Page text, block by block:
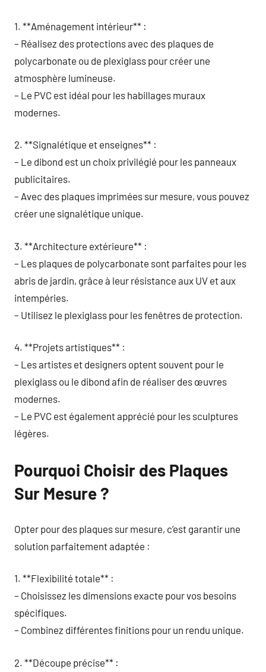
1. **Aménagement intérieur** :
– Réalisez des protections avec des plaques de
polycarbonate ou de plexiglass pour créer une
atmosphère lumineuse.
– Le PVC est idéal pour les habillages muraux
modernes.
2. **Signalétique et enseignes** :
– Le dibond est un choix privilégié pour les panneaux
publicitaires.
– Avec des plaques imprimées sur mesure, vous pouvez
créer une signalétique unique.
3. **Architecture extérieure** :
– Les plaques de polycarbonate sont parfaites pour les
abris de jardin, grâce à leur résistance aux UV et aux
intempéries.
– Utilisez le plexiglass pour les fenêtres de protection.
4. **Projets artistiques** :
– Les artistes et designers optent souvent pour le
plexiglass ou le dibond afin de réaliser des œuvres
modernes.
– Le PVC est également apprécié pour les sculptures
légères.
Pourquoi Choisir des Plaques
Sur Mesure ?
Opter pour des plaques sur mesure, c’est garantir une
solution parfaitement adaptée :
1. **Flexibilité totale** :
– Choisissez les dimensions exacte pour vos besoins
spécifiques.
– Combinez différentes finitions pour un rendu unique.
2. **Découpe précise** :